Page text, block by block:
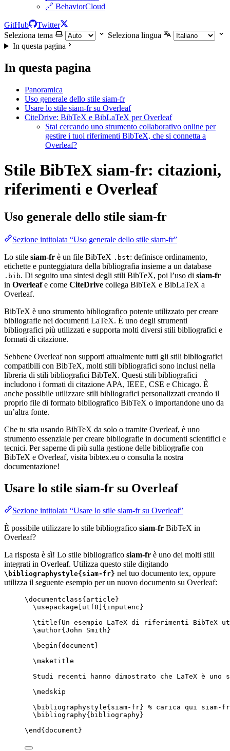
🔗 BehaviorCloud
GitHub
Twitter
Seleziona tema
Seleziona lingua
In questa pagina
In questa pagina
Panoramica
Uso generale dello stile siam-fr
Usare lo stile siam-fr su Overleaf
CiteDrive: BibTeX e BibLaTeX per Overleaf
Stai cercando uno strumento collaborativo online per
gestire i tuoi riferimenti BibTeX, che si connetta a
Overleaf?
Stile BibTeX siam-fr: citazioni,
riferimenti e Overleaf
Uso generale dello stile siam-fr
Sezione intitolata “Uso generale dello stile siam-fr”
Lo stile siam-fr è un file BibTeX .bst: definisce ordinamento,
etichette e punteggiatura della bibliografia insieme a un database
.bib. Di seguito una sintesi degli stili BibTeX, poi l’uso di siam-fr
in Overleafe come CiteDrive collega BibTeX e BibLaTeX a
Overleaf.
BibTeX è uno strumento bibliografico potente utilizzato per creare
bibliografie nei documenti LaTeX. È uno degli strumenti
bibliografici più utilizzati e supporta molti diversi stili bibliografici e
formati di citazione.
Sebbene Overleaf non supporti attualmente tutti gli stili bibliografici
compatibili con BibTeX, molti stili bibliografici sono inclusi nella
libreria di stili bibliografici BibTeX. Questi stili bibliografici
includono i formati di citazione APA, IEEE, CSE e Chicago. È
anche possibile utilizzare stili bibliografici personalizzati creando il
proprio file di formato bibliografico BibTeX o importandone uno da
un’altra fonte.
Che tu stia usando BibTeX da solo o tramite Overleaf, è uno
strumento essenziale per creare bibliografie in documenti scientifici e
tecnici. Per saperne di più sulla gestione delle bibliografie con
BibTeX e Overleaf, visita bibtex.eu o consulta la nostra
documentazione!
Usare lo stile siam-fr su Overleaf
Sezione intitolata “Usare lo stile siam-fr su Overleaf”
È possibile utilizzare lo stile bibliografico siam-fr BibTeX in
Overleaf?
La risposta è sì! Lo stile bibliografico siam-fr è uno dei molti stili
integrati in Overleaf. Utilizza questo stile digitando
\bibliographystyle{siam-fr} nel tuo documento tex, oppure
utilizza il seguente esempio per un nuovo documento su Overleaf:
\documentclass{ article }
\usepackage
utf8 ]{ inputenc }
\title{Un esempio LaTeX di riferimenti
\author{John Smith}
\begin{ document }
\maketitle
Studi recenti hanno dimostrato che LaTeX è
\medskip
\bibliographystyle{siam-fr} % carica qui siam-
\bibliography{bibliography}
\end { document }